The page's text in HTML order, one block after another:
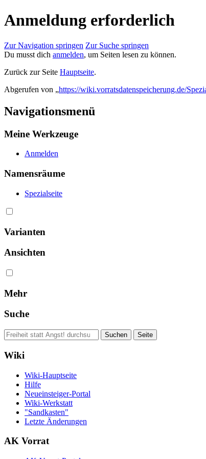
Anmeldung erforderlich
Zur Navigation springen Zur Suche springen
Du musst dich anmelden, um Seiten lesen zu können.
Zurück zur Seite Hauptseite.
Abgerufen von „https://wiki.vorratsdatenspeicherung.de/
Navigationsmenü
Meine Werkzeuge
Anmelden
Namensräume
Spezialseite
Varianten
Ansichten
Mehr
Suche
Wiki
Wiki-Hauptseite
Hilfe
Neueinsteiger-Portal
Wiki-Werkstatt
"Sandkasten"
Letzte Änderungen
AK Vorrat